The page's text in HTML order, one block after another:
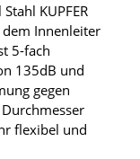
KUPFER
Innenleiter
5-fach
135dB und
gegen
flexibel und